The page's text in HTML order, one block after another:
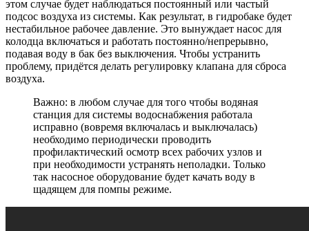
этом случае будет наблюдаться постоянный или частый
подсос воздуха из системы. Как результат, в гидробаке будет
нестабильное рабочее давление. Это вынуждает насос для
колодца включаться и работать постоянно/непрерывно,
подавая воду в бак без выключения. Чтобы устранить
проблему, придётся делать регулировку клапана для сброса
воздуха.
Важно: в любом случае для того чтобы водяная
станция для системы водоснабжения работала
исправно (вовремя включалась и выключалась)
необходимо периодически проводить
профилактический осмотр всех рабочих узлов и
при необходимости устранять неполадки. Только
так насосное оборудование будет качать воду в
щадящем для помпы режиме.